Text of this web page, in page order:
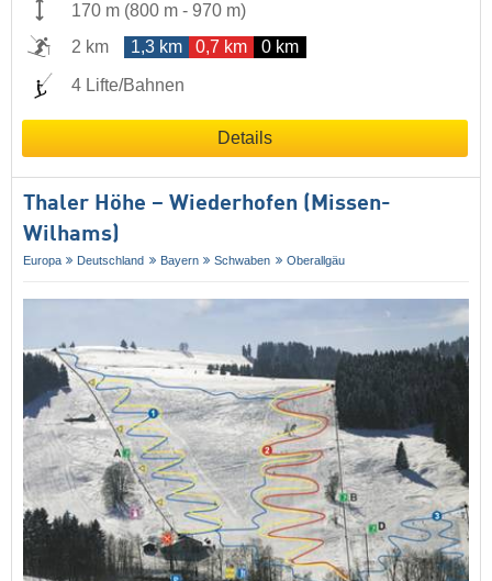
170 m (800 m - 970 m)
2 km
1,3 km 0,7 km 0 km
4 Lifte/Bahnen
Details
Thaler Höhe – Wiederhofen (Missen-
Wilhams)
Europa Deutschland Bayern Schwaben Oberallgäu